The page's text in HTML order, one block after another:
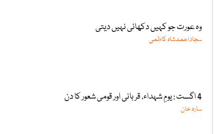
وہ عورت جو کہیں دکھائی نہیں دیتی
سجاداحمدشاہ کاظمی
4 اگست : یومِ شہداء، قربانی اور قومی شعور کا دن
سارہ خان